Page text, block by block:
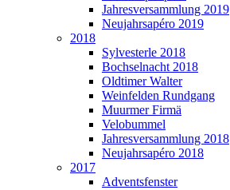
Jahresversammlung 2019
Neujahrsapéro 2019
2018
Sylvesterle 2018
Bochselnacht 2018
Oldtimer Walter
Weinfelden Rundgang
Muurmer Firmä
Velobummel
Jahresversammlung 2018
Neujahrsapéro 2018
2017
Adventsfenster